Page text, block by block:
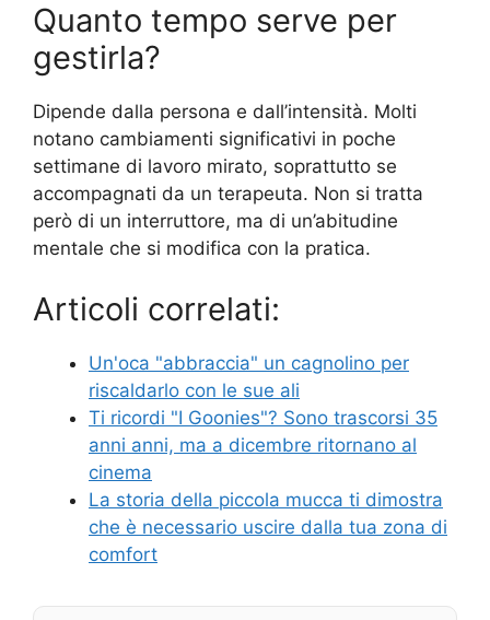
Quanto tempo serve per
gestirla?
Dipende dalla persona e dall’intensità. Molti
notano cambiamenti significativi in poche
settimane di lavoro mirato, soprattutto se
accompagnati da un terapeuta. Non si tratta
però di un interruttore, ma di un’abitudine
mentale che si modifica con la pratica.
Articoli correlati:
Un'oca "abbraccia" un cagnolino per
riscaldarlo con le sue ali
Ti ricordi "I Goonies"? Sono trascorsi 35
anni anni, ma a dicembre ritornano al
cinema
La storia della piccola mucca ti dimostra
che è necessario uscire dalla tua zona di
comfort